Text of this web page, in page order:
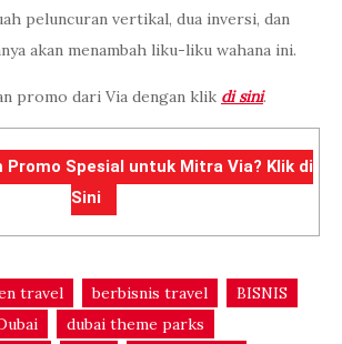
peluncuran vertikal, dua inversi, dan
akan menambah liku-liku wahana ini.
promo dari Via dengan klik di sini.
Promo Spesial untuk Mitra Via? Klik di
Sini
travel berbisnis travel
BISNIS
dubai theme parks